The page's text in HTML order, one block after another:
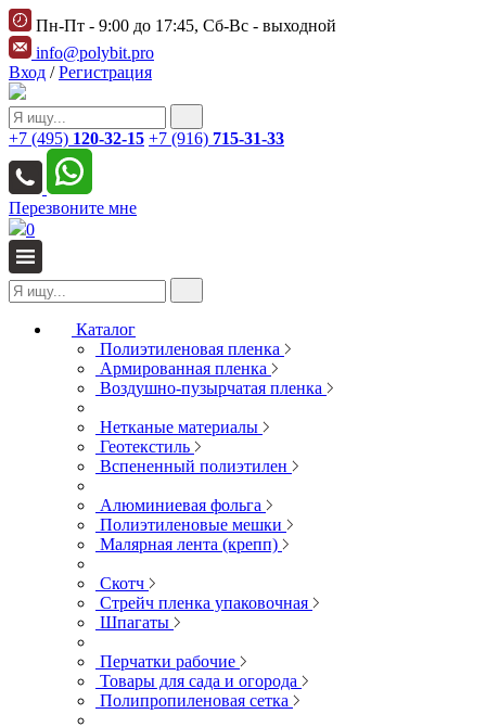
Пн-Пт - 9:00 до 17:45, Сб-Вс - выходной
info@polybit.pro
Вход /Регистрация
+7 (495) 120-32-15 +7 (916) 715-31-33
Перезвоните мне
0
Каталог
Полиэтиленовая пленка
Армированная пленка
Воздушно-пузырчатая пленка
Нетканые материалы
Геотекстиль
Вспененный полиэтилен
Алюминиевая фольга
Полиэтиленовые мешки
Малярная лента (крепп)
Скотч
Стрейч пленка упаковочная
Шпагаты
Перчатки рабочие
Товары для сада и огорода
Полипропиленовая сетка